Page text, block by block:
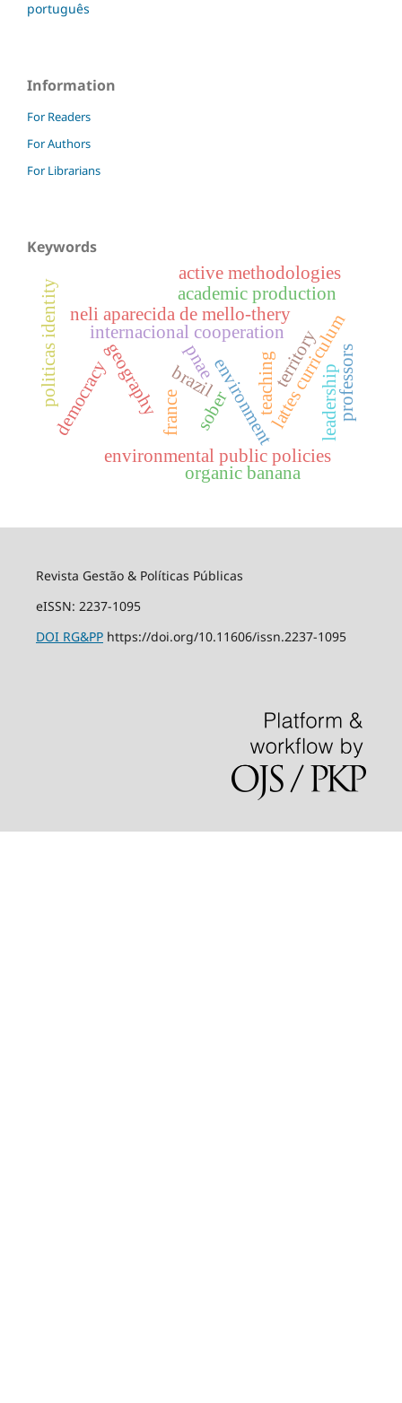
português
Information
For Readers
For Authors
For Librarians
Keywords
internacional cooperation
environment
geography france
brazil
neli aparecida de mello-thery
academic production
lattes curriculum
environmental public policies
teaching professors
active methodologies
democracy leadership
politicas identity
organic banana
pnae
sober
territory
Revista Gestão & Políticas Públicas
eISSN: 2237-1095
DOIRG&PPhttps://doi.org/10.11606/issn.2237-1095